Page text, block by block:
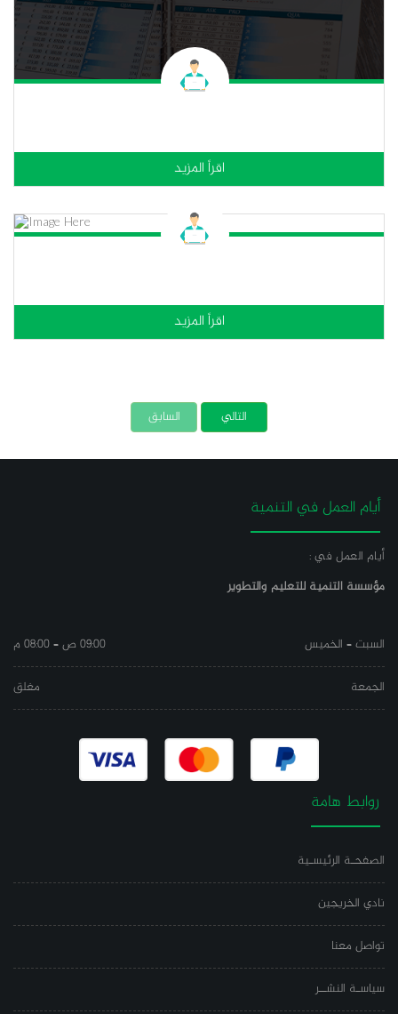
اقراً المزيد
اقراً المزيد
السابق التالي
أيام العمل في التنمية
أيام العمل في :
مؤسسة التنمية للتعليم والتطوير
السبت – الخميس
09:00 ص – 08:00 م
الجمعة
مغلق
روابط هامة
الصفحـة الرئيسـية
نادي الخريجين
تواصل معنا
سياسـة النشــر